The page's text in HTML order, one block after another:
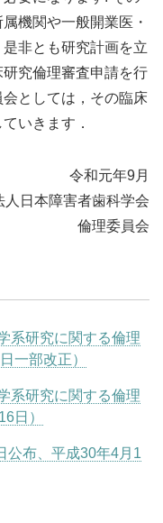
機関や一般開業医・
非とも研究計画を立
究倫理審査申請を行
としては，その臨床
いきます．
令和元年9月
人日本障害者歯科学会
倫理委員会
系研究に関する倫理
一部改正）
系研究に関する倫理
日）
公布、平成30年4月1